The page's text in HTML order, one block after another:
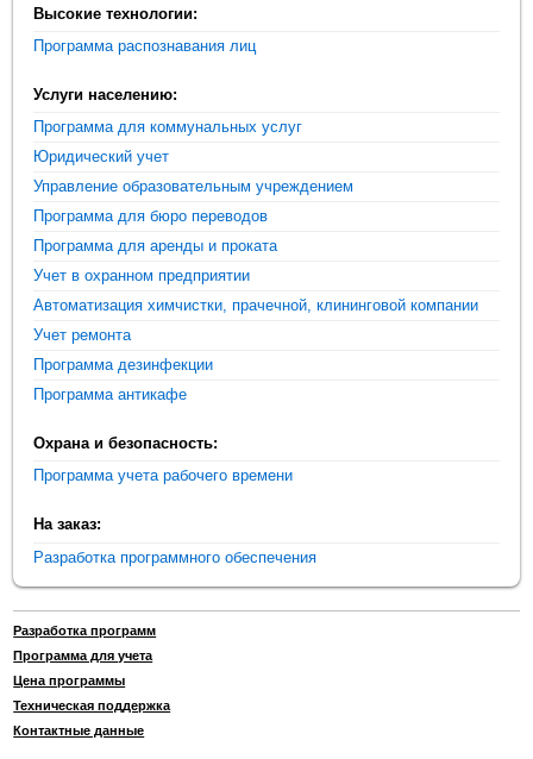
Высокие технологии:
Программа распознавания лиц
Услуги населению:
Программа для коммунальных услуг
Юридический учет
Управление образовательным учреждением
Программа для бюро переводов
Программа для аренды и проката
Учет в охранном предприятии
Автоматизация химчистки, прачечной, клининговой компании
Учет ремонта
Программа дезинфекции
Программа антикафе
Охрана и безопасность:
Программа учета рабочего времени
На заказ:
Разработка программного обеспечения
Разработка программ
Программа для учета
Цена программы
Техническая поддержка
Контактные данные